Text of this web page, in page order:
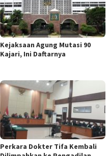
Kejaksaan Agung Mutasi 90
Kajari, Ini Daftarnya
Perkara Dokter Tifa Kembali